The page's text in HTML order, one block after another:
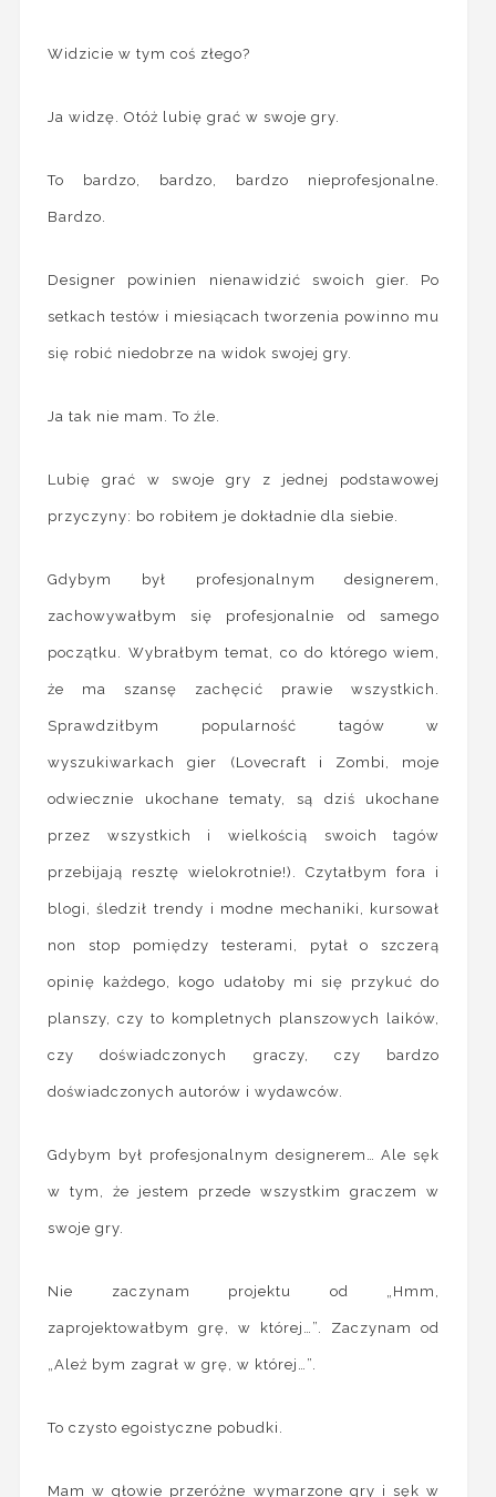
Widzicie w tym coś złego?
Ja widzę. Otóż lubię grać w swoje gry.
To bardzo, bardzo, bardzo nieprofesjonalne.
Bardzo.
Designer powinien nienawidzić swoich gier. Po
setkach testów i miesiącach tworzenia powinno mu
się robić niedobrze na widok swojej gry.
Ja tak nie mam. To źle.
Lubię grać w swoje gry z jednej podstawowej
przyczyny: bo robiłem je dokładnie dla siebie.
Gdybym był profesjonalnym designerem,
zachowywałbym się profesjonalnie od samego
początku. Wybrałbym temat, co do którego wiem,
że ma szansę zachęcić prawie wszystkich.
Sprawdziłbym popularność tagów w
wyszukiwarkach gier (Lovecraft i Zombi, moje
odwiecznie ukochane tematy, są dziś ukochane
przez wszystkich i wielkością swoich tagów
przebijają resztę wielokrotnie!). Czytałbym fora i
blogi, śledził trendy i modne mechaniki, kursował
non stop pomiędzy testerami, pytał o szczerą
opinię każdego, kogo udałoby mi się przykuć do
planszy, czy to kompletnych planszowych laików,
czy doświadczonych graczy, czy bardzo
doświadczonych autorów i wydawców.
Gdybym był profesjonalnym designerem… Ale sęk
w tym, że jestem przede wszystkim graczem w
swoje gry.
Nie zaczynam projektu od „Hmm,
zaprojektowałbym grę, w której…”. Zaczynam od
„Ależ bym zagrał w grę, w której…”.
To czysto egoistyczne pobudki.
Mam w głowie przeróżne wymarzone gry i sęk w